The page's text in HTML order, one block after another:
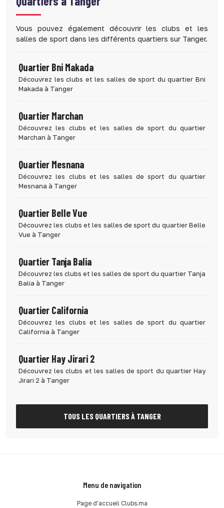
Vous pouvez également découvrir les clubs et les
salles de sport dans les différents quartiers sur Tanger.
Quartier Bni Makada
Découvrez les clubs et les salles de sport du quartier Bni
Makada à Tanger
Quartier Marchan
Découvrez les clubs et les salles de sport du quartier
Marchan à Tanger
Quartier Mesnana
Découvrez les clubs et les salles de sport du quartier
Mesnana à Tanger
Quartier Belle Vue
Découvrez les clubs et les salles de sport du quartier Belle
Vue à Tanger
Quartier Tanja Balia
Découvrez les clubs et les salles de sport du quartier Tanja
Balia à Tanger
Quartier California
Découvrez les clubs et les salles de sport du quartier
California à Tanger
Quartier Hay Jirari 2
Découvrez les clubs et les salles de sport du quartier Hay
Jirari 2 à Tanger
TOUS LES QUARTIERS À TANGER
Menu de navigation
Page d'accueil Clubs.ma